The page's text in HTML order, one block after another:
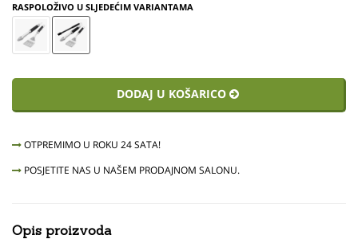
RASPOLOŽIVO U SLJEDEĆIM VARIANTAMA
DODAJ U KOŠARICO
OTPREMIMO U ROKU 24 SATA!
POSJETITE NAS U NAŠEM PRODAJNOM SALONU.
Opis proizvoda